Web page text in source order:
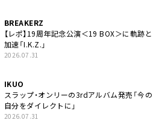
BREAKERZ
【レポ】19周年記念公演＜19 BOX＞に軌跡と
加速「I.K.Z.」
2026.07.31
IKUO
スラップ・オンリーの3rdアルバム発売「今の
自分をダイレクトに」
2026.07.31